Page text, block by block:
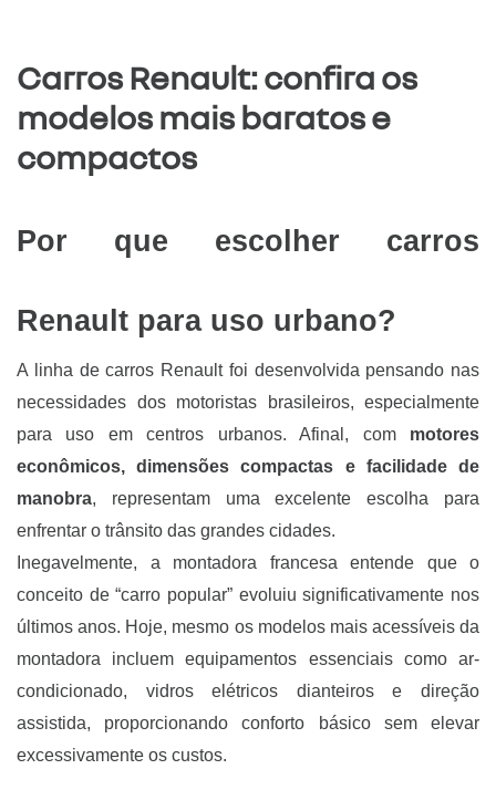
Carros Renault: confira os
modelos mais baratos e
compactos
Por que escolher carros
Renault para uso urbano?
A linha de carros Renault foi desenvolvida pensando nas
necessidades dos motoristas brasileiros, especialmente
para uso em centros urbanos. Afinal, com motores
econômicos, dimensões compactas e facilidade de
manobra, representam uma excelente escolha para
enfrentar o trânsito das grandes cidades.
Inegavelmente, a montadora francesa entende que o
conceito de “carro popular” evoluiu significativamente nos
últimos anos. Hoje, mesmo os modelos mais acessíveis da
montadora incluem equipamentos essenciais como ar-
condicionado, vidros elétricos dianteiros e direção
assistida, proporcionando conforto básico sem elevar
excessivamente os custos.